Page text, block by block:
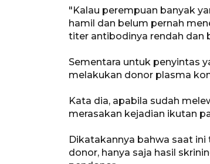
"Kalau perempuan banyak
hamil dan belum pernah
titer antibodinya rendah dan
Sementara untuk penyintas
melakukan donor plasma
Kata dia, apabila sudah
merasakan kejadian ikutan
Dikatakannya bahwa saat
donor, hanya saja hasil